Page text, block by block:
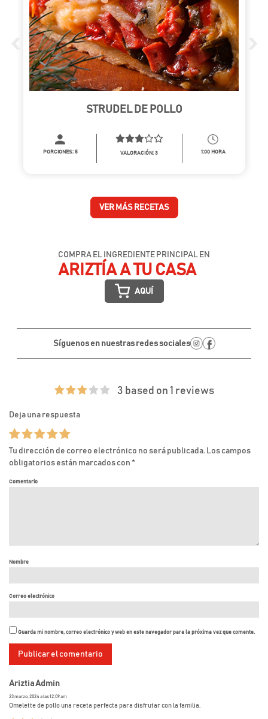
STRUDEL DE POLLO
PORCIONES: 5 VALORACIÓN: 3 1:00 HORA
VER MÁS RECETAS
COMPRA EL INGREDIENTE PRINCIPAL EN
ARIZTÍA A TU CASA
AQUÍ
Síguenos en nuestras redes sociales
3 based on 1 reviews
Deja una respuesta
Tu dirección de correo electrónico no será publicada. Los campos
obligatorios están marcados con *
Comentario
Nombre
Correo electrónico
Guarda mi nombre, correo electrónico y web en este navegador para la próxima vez que comente.
Ariztia Admin
23 marzo, 2024 a las 12:09 am
Omelette de pollo una receta perfecta para disfrutar con la familia.